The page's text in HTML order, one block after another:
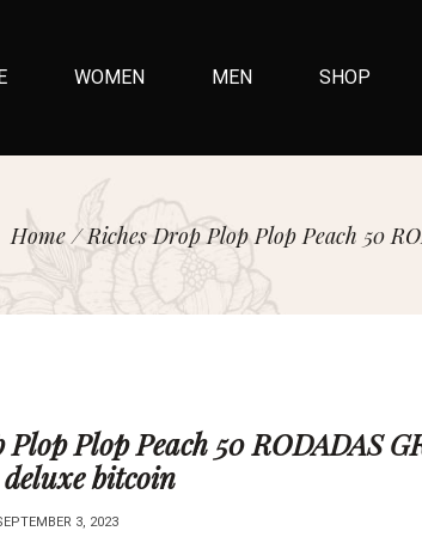
WOMEN MEN SHOP
Home / Riches Drop Plop Plop Peach 50
Plop Plop Peach 50 RODADAS
bitcoin
3, 2023